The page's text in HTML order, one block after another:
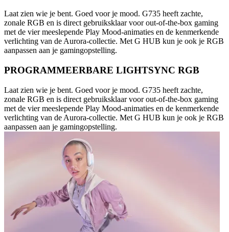
Laat zien wie je bent. Goed voor je mood. G735 heeft zachte,
zonale RGB en is direct gebruiksklaar voor out-of-the-box gaming
met de vier meeslepende Play Mood-animaties en de kenmerkende
verlichting van de Aurora-collectie. Met G HUB kun je ook je RGB
aanpassen aan je gamingopstelling.
PROGRAMMEERBARE LIGHTSYNC RGB
Laat zien wie je bent. Goed voor je mood. G735 heeft zachte,
zonale RGB en is direct gebruiksklaar voor out-of-the-box gaming
met de vier meeslepende Play Mood-animaties en de kenmerkende
verlichting van de Aurora-collectie. Met G HUB kun je ook je RGB
aanpassen aan je gamingopstelling.